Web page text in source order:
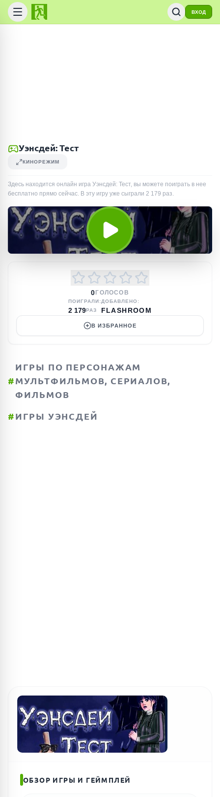
ВХОД
Уэнсдей: Тест
КИНОРЕЖИМ
Здесь находится онлайн игра Уэнсдей: Тест, вы можете поиграть в нее
бесплатно прямо сейчас. В эту игру уже сыграли 2 179 раз.
0 ГОЛОСОВ
ПОИГРАЛИ:
2 179РАЗ
ДОБАВЛЕНО:
FLASHROOM
В ИЗБРАННОЕ
#
ИГРЫ ПО ПЕРСОНАЖАМ
МУЛЬТФИЛЬМОВ, СЕРИАЛОВ,
ФИЛЬМОВ
#ИГРЫ УЭНСДЕЙ
ОБЗОР ИГРЫ И ГЕЙМПЛЕЙ